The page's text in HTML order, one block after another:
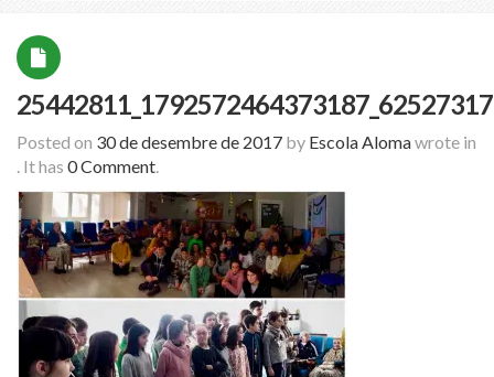
Posted on 30 de desembre de 2017 by Escola Alomawrote in
. It has 0 Comment.